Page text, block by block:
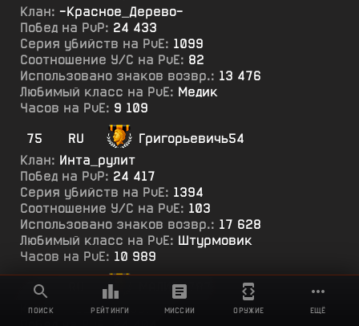
Клан: -Красное_Дерево-
Побед на PvP: 24 433
Серия убийств на PvE: 1099
Соотношение У/С на PvE: 82
Использовано знаков возвр.: 13 476
Любимый класс на PvE: Медик
Часов на PvE: 9 109
75
RU
Григорьевичь54
Клан: Инта_рулит
Побед на PvP: 24 417
Серия убийств на PvE: 1394
Соотношение У/С на PvE: 103
Использовано знаков возвр.: 17 628
Любимый класс на PvE: Штурмовик
Часов на PvE: 10 989
76
МАЛИБУ787
Клан:
СПЕЦНАЗ-КОБРА
ПОИСК РЕЙТИНГИ МИССИИ ОРУЖИЕ ЕЩЁ